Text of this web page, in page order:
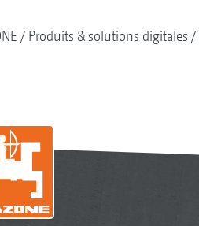
Produits & solutions digitales